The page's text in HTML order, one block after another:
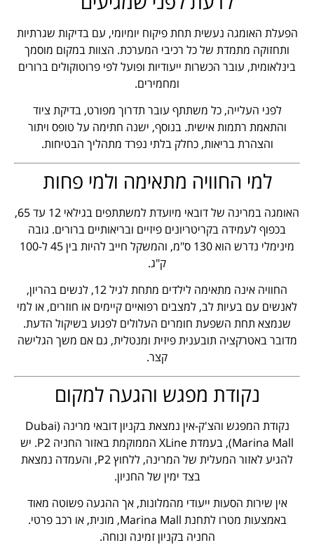
הפעלת האומגה נעשית תחת פיקוח יומיומי, עם בדיקות שגרתיות
ותחזוקה מתמדת של כל רכיבי המערכת. הצוות במקום מוסמך
בינלאומית, עובר הכשרות ייעודיות ופועל לפי פרוטוקולים ברורים
ומחמירים.
לפני העלייה, כל משתתף עובר תדרוך מפורט, בדיקת ציוד
והתאמת רתמות אישית. בנוסף, ישנה חתימה על טופס ויתור
והצהרת בריאות, כחלק בלתי נפרד מתהליך הבטיחות.
למי החוויה מתאימה ולמי פחות
האומגה במרינה של דובאי מיועדת למשתתפים בגילאי 12 עד 65,
בכפוף לעמידה בקריטריונים פיזיים ובריאותיים ברורים. גובה
מינימלי נדרש הוא 130 ס"מ, והמשקל חייב להיות בין 45 ל-100
ק"ג.
החוויה אינה מתאימה לילדים מתחת לגיל 12, לנשים בהריון,
לאנשים עם בעיות לב, למצבים רפואיים קיימים או חוזרים, או למי
שנמצא תחת השפעת חומרים העלולים לפגוע בשיקול הדעת.
מדובר באטרקציה תובענית פיזית ומנטלית, גם אם משך הגלישה
קצר.
נקודת מפגש והגעה למקום
נקודת המפגש והצ'ק-אין נמצאת בקניון דובאי מרינה (Dubai
Marina Mall), בעמדת XLine הממוקמת באזור החניה P2. יש
להגיע לאזור המעלית של המרינה, ללחוץ P2, והעמדה נמצאת
בצד ימין של החניון.
אין שירות הסעות ייעודי מהמלונות, אך ההגעה פשוטה מאוד
באמצעות מטרו לתחנת Marina Mall, מונית, או רכב פרטי.
החניה בקניון זמינה ונוחה.